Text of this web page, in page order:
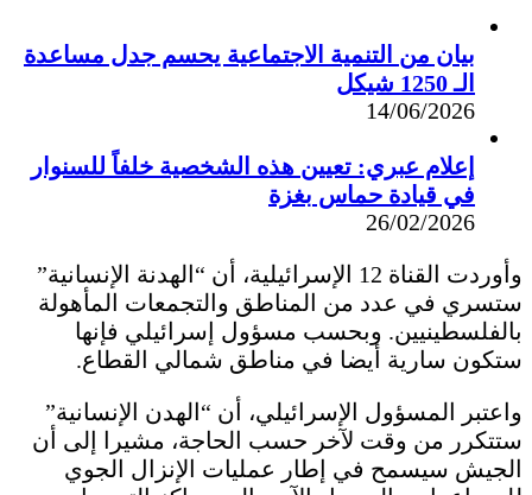
بيان من التنمية الاجتماعية يحسم جدل مساعدة
الـ 1250 شيكل
14/06/2026
إعلام عبري: تعيين هذه الشخصية خلفاً للسنوار
في قيادة حماس بغزة
26/02/2026
وأوردت القناة 12 الإسرائيلية، أن “الهدنة الإنسانية”
ستسري في عدد من المناطق والتجمعات المأهولة
بالفلسطينيين. وبحسب مسؤول إسرائيلي فإنها
ستكون سارية أيضا في مناطق شمالي القطاع.
واعتبر المسؤول الإسرائيلي، أن “الهدن الإنسانية”
ستتكرر من وقت لآخر حسب الحاجة، مشيرا إلى أن
الجيش سيسمح في إطار عمليات الإنزال الجوي